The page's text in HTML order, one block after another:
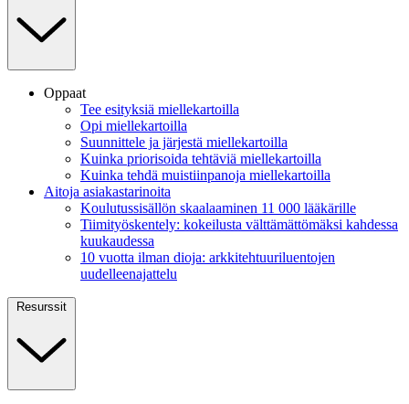
Oppaat
Tee esityksiä miellekartoilla
Opi miellekartoilla
Suunnittele ja järjestä miellekartoilla
Kuinka priorisoida tehtäviä miellekartoilla
Kuinka tehdä muistiinpanoja miellekartoilla
Aitoja asiakastarinoita
Koulutussisällön skaalaaminen 11 000 lääkärille
Tiimityöskentely: kokeilusta välttämättömäksi kahdessa
kuukaudessa
10 vuotta ilman dioja: arkkitehtuuriluentojen
uudelleenajattelu
Resurssit